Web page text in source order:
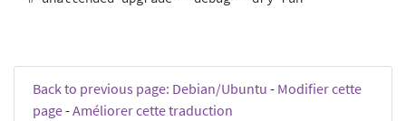
Back to previous page: Debian/Ubuntu - Modifier cette
page-Améliorer cette traduction